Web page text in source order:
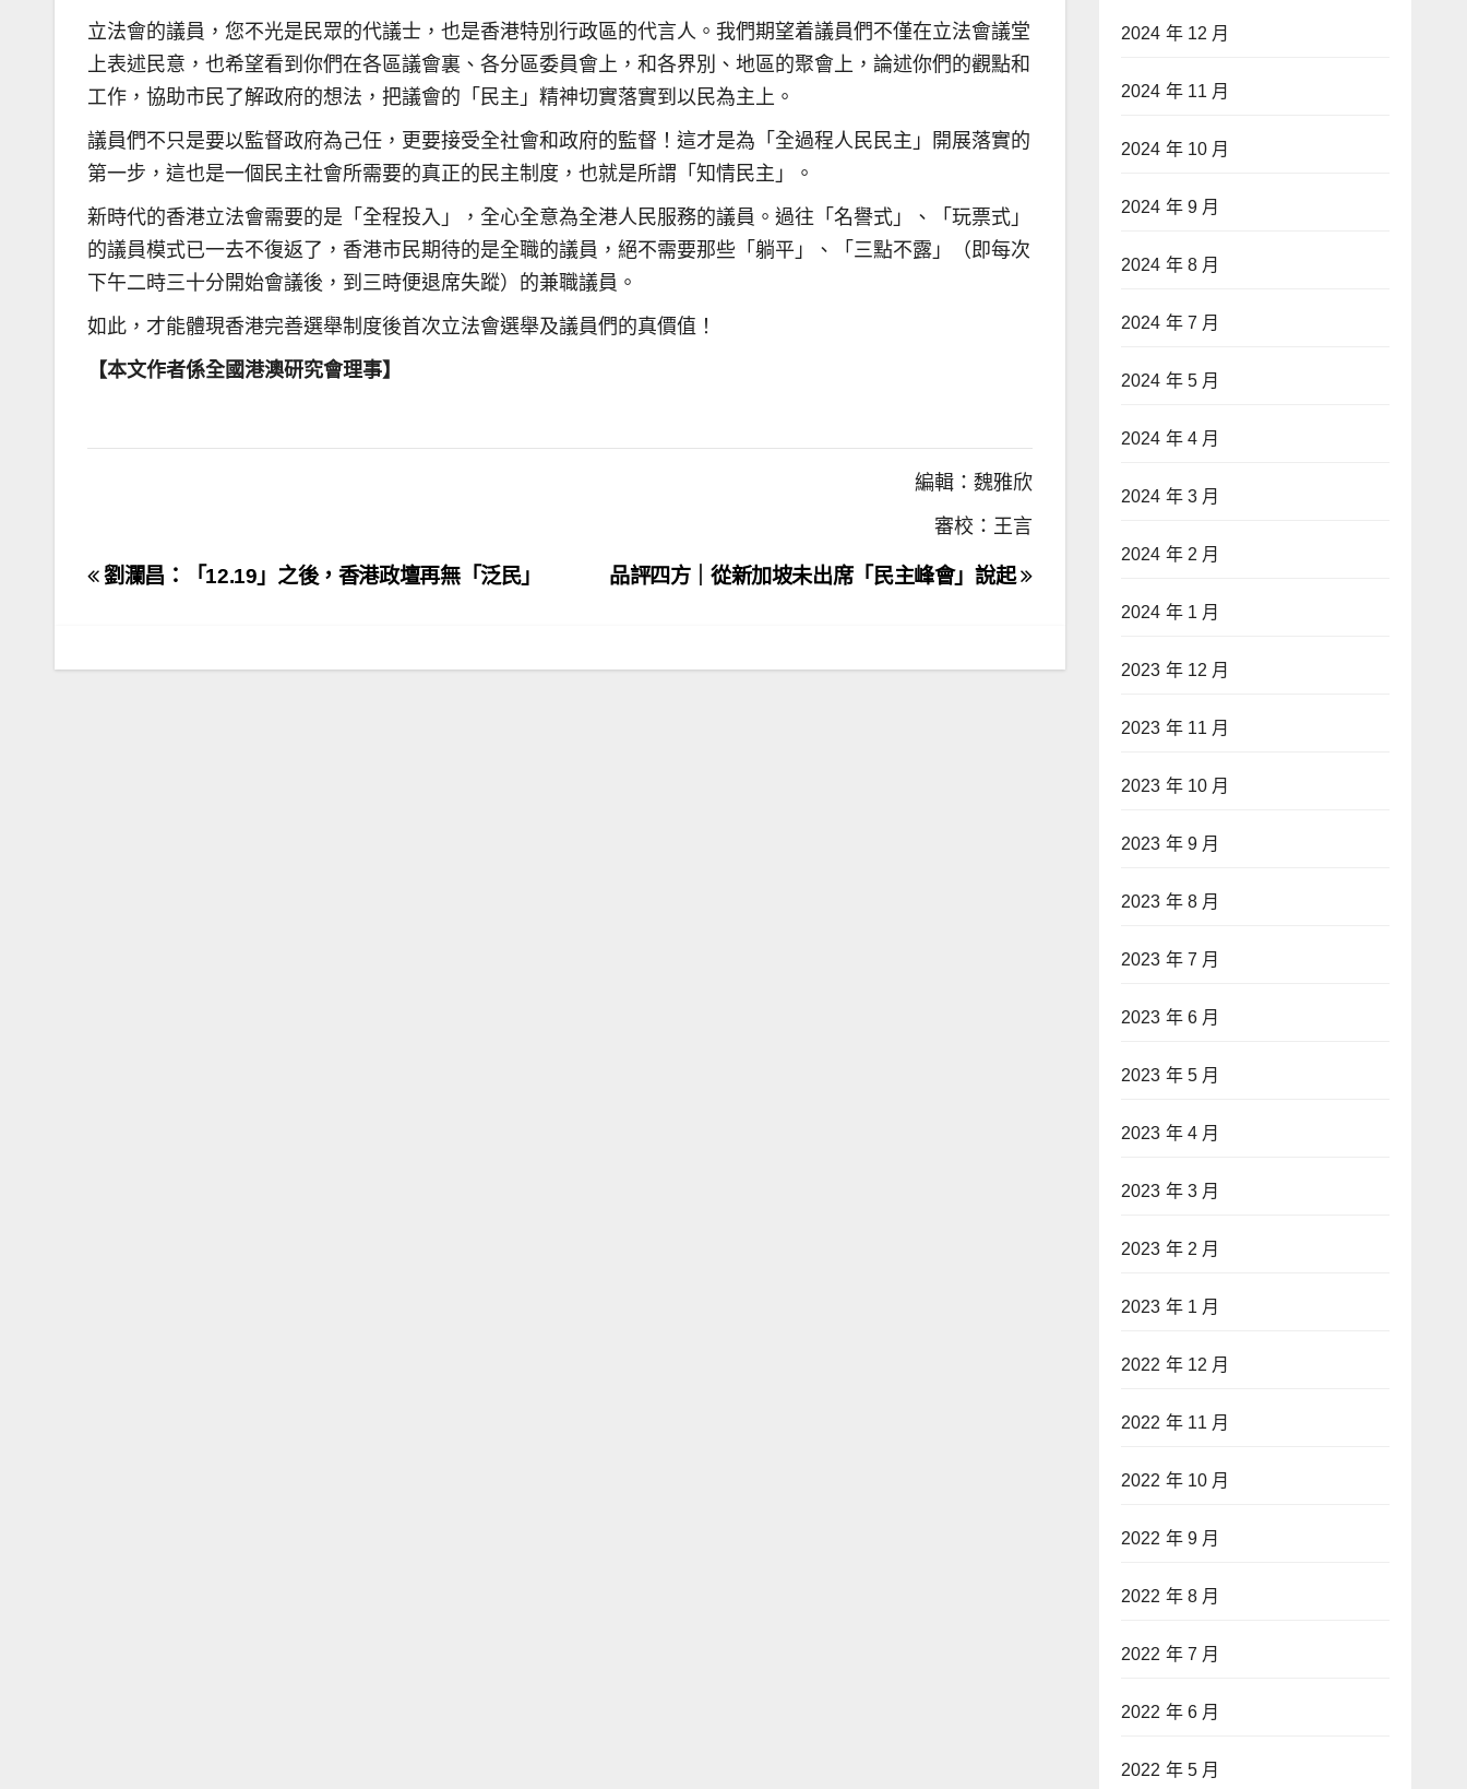
立法會的議員，您不光是民眾的代議士，也是香港特別行政區的代言人。我們期望着議員們不僅在立法會議堂
上表述民意，也希望看到你們在各區議會裏、各分區委員會上，和各界別、地區的聚會上，論述你們的觀點和
工作，協助市民了解政府的想法，把議會的「民主」精神切實落實到以民為主上。
議員們不只是要以監督政府為己任，更要接受全社會和政府的監督！這才是為「全過程人民民主」開展落實的
第一步，這也是一個民主社會所需要的真正的民主制度，也就是所謂「知情民主」。
新時代的香港立法會需要的是「全程投入」，全心全意為全港人民服務的議員。過往「名譽式」、「玩票式」
的議員模式已一去不復返了，香港市民期待的是全職的議員，絕不需要那些「躺平」、「三點不露」（即每次
下午二時三十分開始會議後，到三時便退席失蹤）的兼職議員。
如此，才能體現香港完善選舉制度後首次立法會選舉及議員們的真價值！
【本文作者係全國港澳研究會理事】
編輯：魏雅欣
審校：王言
文
品評四方｜從新加坡未出席「民主峰會」說起
劉瀾昌：「12.19」之後，香港政壇再無「泛民」
2024 年 12 月
2024 年 11 月
2024 年 10 月
2024 年 9 月
2024 年 8 月
2024 年 7 月
2024 年 5 月
2024 年 4 月
2024 年 3 月
2024 年 2 月
2024 年 1 月
2023 年 12 月
2023 年 11 月
2023 年 10 月
2023 年 9 月
2023 年 8 月
2023 年 7 月
2023 年 6 月
2023 年 5 月
2023 年 4 月
2023 年 3 月
2023 年 2 月
2023 年 1 月
2022 年 12 月
2022 年 11 月
2022 年 10 月
2022 年 9 月
2022 年 8 月
2022 年 7 月
2022 年 6 月
2022 年 5 月